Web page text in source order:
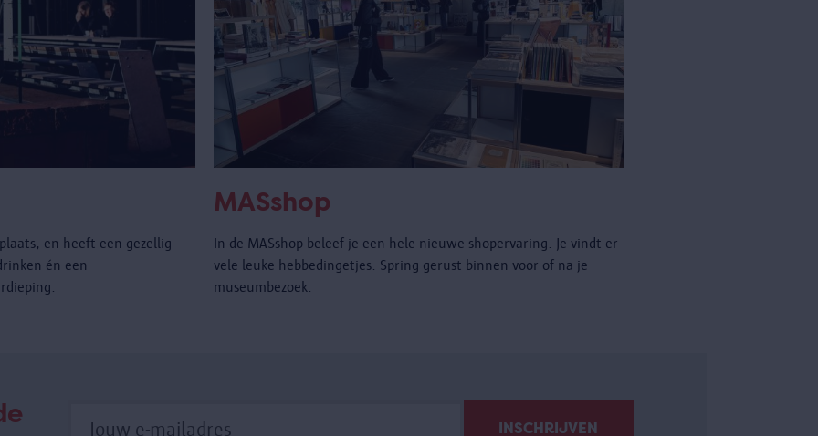
en heeft een gezellig
én een
MASshop
In de MASshop beleef je een hele nieuwe shopervaring. Je vindt er
vele leuke hebbedingetjes. Spring gerust binnen voor of na je
museumbezoek.